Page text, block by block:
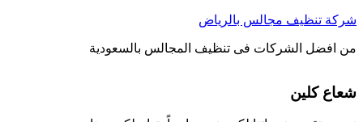
شركة تنظيف مجالس بالرياض
من افضل الشركات فى تنظيف المجالس بالسعودية
شعاع كلين